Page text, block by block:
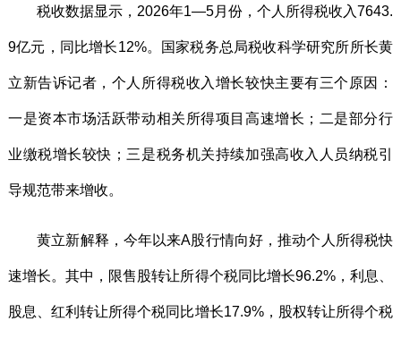
税收数据显示，2026年1—5月份，个人所得税收入7643.
9亿元，同比增长12%。国家税务总局税收科学研究所所长黄
立新告诉记者，个人所得税收入增长较快主要有三个原因：
一是资本市场活跃带动相关所得项目高速增长；二是部分行
业缴税增长较快；三是税务机关持续加强高收入人员纳税引
导规范带来增收。
黄立新解释，今年以来A股行情向好，推动个人所得税快
速增长。其中，限售股转让所得个税同比增长96.2%，利息、
股息、红利转让所得个税同比增长17.9%，股权转让所得个税